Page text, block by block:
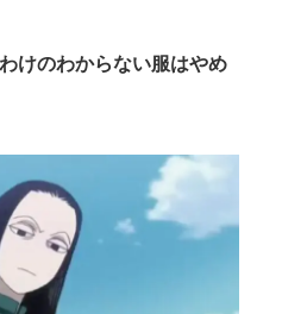
けのわからない服はやめ